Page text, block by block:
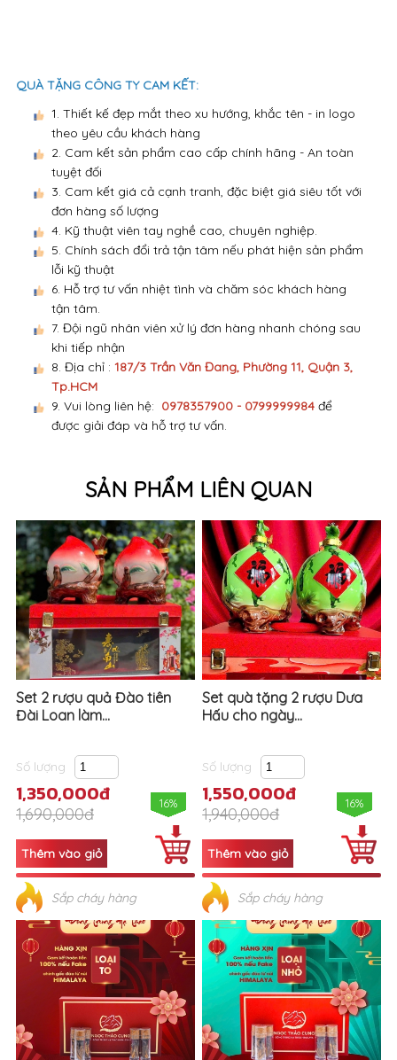
QUÀ TẶNG CÔNG TY CAM KẾT:
1. Thiết kế đẹp mắt theo xu hướng, khắc tên - in logo
theo yêu cầu khách hàng
2. Cam kết sản phẩm cao cấp chính hãng - An toàn
tuyệt đối
3. Cam kết giá cả cạnh tranh, đặc biệt giá siêu tốt với
đơn hàng số lượng
4. Kỹ thuật viên tay nghề cao, chuyên nghiệp.
5. Chính sách đổi trả tận tâm nếu phát hiện sản phẩm
lỗi kỹ thuật
6. Hỗ trợ tư vấn nhiệt tình và chăm sóc khách hàng
tận tâm.
7. Đội ngũ nhân viên xử lý đơn hàng nhanh chóng sau
khi tiếp nhận
8. Địa chỉ : 187/3 Trần Văn Đang, Phường 11, Quận 3,
Tp.HCM
9. Vui lòng liên hệ: 0978357900 - 0799999984 để
được giải đáp và hỗ trợ tư vấn.
SẢN PHẨM LIÊN QUAN
Set 2 rượu quả Đào tiên
Đài Loan làm...
Số lượng
1,350,000đ
1,690,000đ
16%
Sắp cháy hàng
Set quà tặng 2 rượu Dưa
Hấu cho ngày...
Số lượng
1,550,000đ
1,940,000đ
16%
Sắp cháy hàng